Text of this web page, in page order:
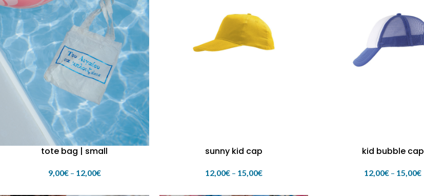
tote bag | small
9,00€ – 12,00€
sunny kid cap
12,00€ – 15,00€
kid bubble cap
12,00€ – 15,00€